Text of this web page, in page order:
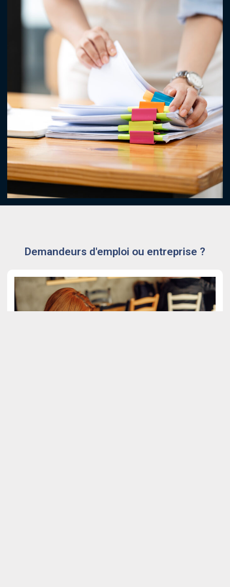
Demandeurs d'emploi ou entreprise ?